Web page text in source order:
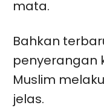
mata.
Bahkan
penyerangan
Muslim
jelas.